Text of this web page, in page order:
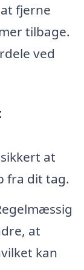
fjerne
tilbage.
ved
at
fra dit tag.
at
kan